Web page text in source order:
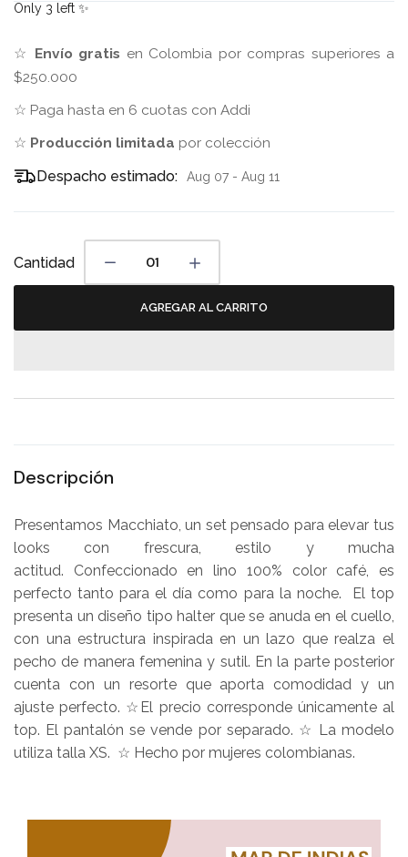
Only 3 left ✨
☆ Envío gratis en Colombia por compras superiores a
$250.000
☆ Paga hasta en 6 cuotas con Addi
☆ Producción limitada por colección
Despacho estimado:
Aug 07 - Aug 11
Cantidad
AGREGAR AL CARRITO
Descripción
Presentamos Macchiato, un set pensado para elevar tus
looks con frescura, estilo y mucha
actitud. Confeccionado en lino 100% color café, es
perfecto tanto para el día como para la noche. El top
presenta un diseño tipo halter que se anuda en el cuello,
con una estructura inspirada en un lazo que realza el
pecho de manera femenina y sutil. En la parte posterior
cuenta con un resorte que aporta comodidad y un
ajuste perfecto. ☆El precio corresponde únicamente al
top. El pantalón se vende por separado. ☆ La modelo
utiliza talla XS. ☆ Hecho por mujeres colombianas.